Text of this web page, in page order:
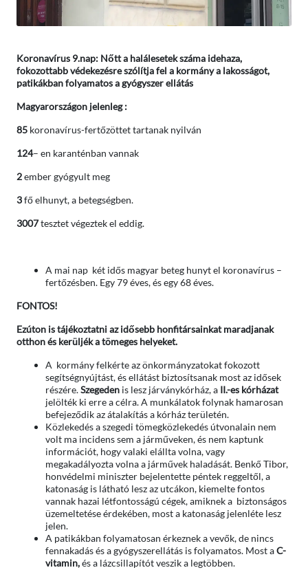
Koronavírus 9.nap: Nőtt a halálesetek száma idehaza,
fokozottabb védekezésre szólítja fel a kormány a lakosságot,
patikákban folyamatos a gyógyszer ellátás
Magyarországon jelenleg :
85koronavírus-fertőzöttet tartanak nyilván
124– en karanténban vannak
2ember gyógyult meg
3fő elhunyt, a betegségben.
3007tesztet végeztek el eddig.
A mai nap két idős magyar beteg hunyt el koronavírus –
fertőzésben. Egy 79 éves, és egy 68 éves.
FONTOS!
Ezúton is tájékoztatni az idősebb honfitársainkat maradjanak
otthon és kerüljék a tömeges helyeket.
A kormány felkérte az önkormányzatokat fokozott
segítségnyújtást, és ellátást biztosítsanak most az idősek
részére.Szegedenis lesz járványkórház, aII.-es kórházat
jelölték ki erre a célra. A munkálatok folynak hamarosan
befejeződik az átalakítás a kórház területén.
Közlekedés a szegedi tömegközlekedés útvonalain nem
volt ma incidens sem a járműveken, és nem kaptunk
információt, hogy valaki elállta volna, vagy
megakadályozta volna a járművek haladását. Benkő Tibor,
honvédelmi miniszter bejelentette péntek reggeltől, a
katonaság is látható lesz az utcákon, kiemelte fontos
vannak hazai létfontosságú cégek, amiknek a biztonságos
üzemeltetése érdekében, most a katonaság jelenléte lesz
jelen.
A patikákban folyamatosan érkeznek a vevők, de nincs
fennakadás és a gyógyszerellátás is folyamatos. Most aC-
vitamin,és a lázcsillapítót veszik a legtöbben.